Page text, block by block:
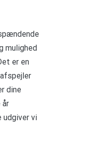
mulighed
er en
dine
år
udgiver vi